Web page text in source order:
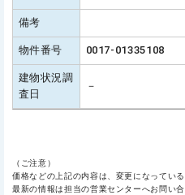
備考
物件番号 0017-01335108
建物状況調
査日
－
（ご注意）
価格などの上記の内容は、変更になっている
最新の情報は担当の営業センターへお問い合